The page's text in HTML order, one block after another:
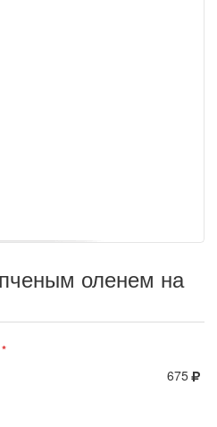
оленем на
675